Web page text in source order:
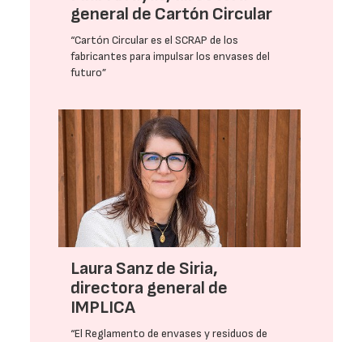
general de Cartón Circular
“Cartón Circular es el SCRAP de los
fabricantes para impulsar los envases del
futuro”
Laura Sanz de Siria,
directora general de
IMPLICA
“El Reglamento de envases y residuos de